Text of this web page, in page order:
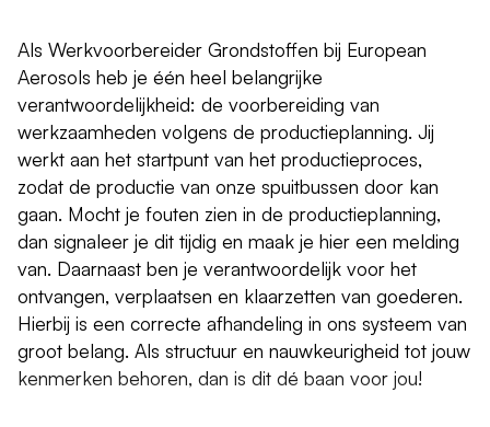
Als Werkvoorbereider Grondstoffen bij European
Aerosols heb je één heel belangrijke
verantwoordelijkheid: de voorbereiding van
werkzaamheden volgens de productieplanning. Jij
werkt aan het startpunt van het productieproces,
zodat de productie van onze spuitbussen door kan
gaan. Mocht je fouten zien in de productieplanning,
dan signaleer je dit tijdig en maak je hier een melding
van. Daarnaast ben je verantwoordelijk voor het
ontvangen, verplaatsen en klaarzetten van goederen.
Hierbij is een correcte afhandeling in ons systeem van
groot belang. Als structuur en nauwkeurigheid tot jouw
kenmerken behoren, dan is dit dé baan voor jou!